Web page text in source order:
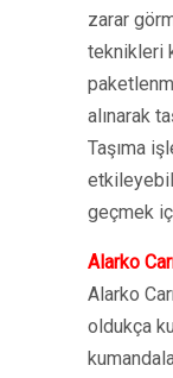
zarar
teknikleri
alınarak
Taşıma
geçmek
Alarko
Alarko
oldukça